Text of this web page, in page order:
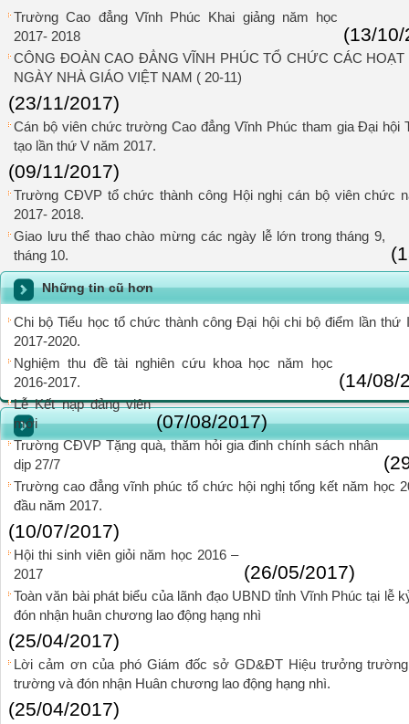
Trường Cao đẳng Vĩnh Phúc Khai giảng năm học
2017- 2018
(13/
CÔNG ĐOÀN CAO ĐẲNG VĨNH PHÚC TỔ CHỨC CÁC
NGÀY NHÀ GIÁO VIỆT NAM ( 20-11)
(23/11/2017)
Cán bộ viên chức trường Cao đẳng Vĩnh Phúc tham gia Đại hội
tạo lần thứ V năm 2017.
(09/11/2017)
Trường CĐVP tổ chức thành công Hội nghị cán bộ viên chức
2017- 2018.
Giao lưu thể thao chào mừng các ngày lễ lớn trong tháng 9,
tháng 10.
Những tin cũ hơn
Chi bộ Tiểu học tổ chức thành công Đại hội chi bộ điểm lần thứ
2017-2020.
Nghiệm thu đề tài nghiên cứu khoa học năm học
2016-2017.
(14/08/
Lễ Kết nạp đảng viên
mới
(07/08/2017)
Trường CĐVP Tặng quà, thăm hỏi gia đinh chính sách nhân
dịp 27/7
Trường cao đẳng vĩnh phúc tổ chức hội nghị tổng kết năm học
đầu năm 2017.
(10/07/2017)
Hội thi sinh viên giỏi năm học 2016 –
2017
(26/05/2017)
Toàn văn bài phát biểu của lãnh đạo UBND tỉnh Vĩnh Phúc tại lễ
đón nhận huân chương lao động hạng nhì
(25/04/2017)
Lời cảm ơn của phó Giám đốc sở GD&ĐT Hiệu trưởng
trường và đón nhận Huân chương lao động hạng nhì.
(25/04/2017)